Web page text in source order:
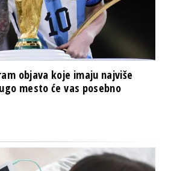
objava koje imaju najviše
mesto će vas posebno